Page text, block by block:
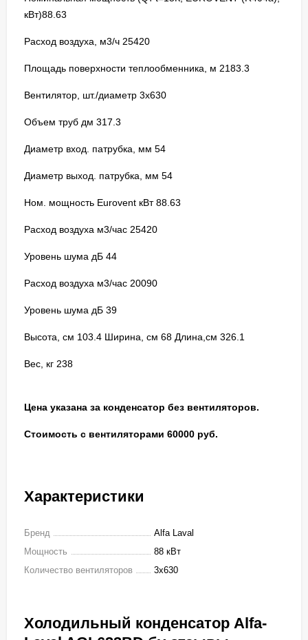
кВт)88.63
Расход воздуха, м3/ч 25420
Площадь поверхности теплообменника, м 2183.3
Вентилятор, шт./диаметр 3x630
Объем труб дм 317.3
Диаметр вход. патрубка, мм 54
Диаметр выход. патрубка, мм 54
Ном. мощность Eurovent кВт 88.63
Расход воздуха м3/час 25420
Уровень шума дБ 44
Расход воздуха м3/час 20090
Уровень шума дБ 39
Высота, см 103.4 Ширина, см 68 Длина,см 326.1
Вес, кг 238
Цена указана за конденсатор без вентиляторов.
Стоимость с вентиляторами 60000 руб.
Характеристики
Бренд
Alfa Laval
Мощность
88 кВт
Количество вентиляторов
3x630
Холодильный конденсатор Alfa-